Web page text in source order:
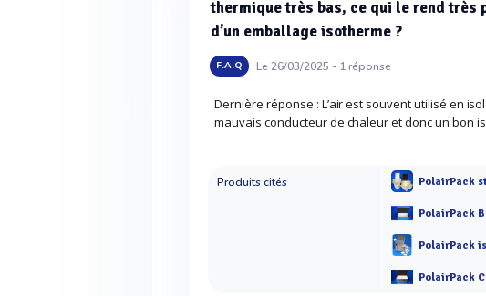
thermique très bas, ce qui le rend
d’un emballage isotherme ?
F.A.Q Le 26/03/2025 - 1réponse
Dernière réponse : L’air est souvent utilisé en
mauvais conducteur de chaleur et donc un bon
Produits cités PolairPack
PolairPack
PolairPack
PolairPack